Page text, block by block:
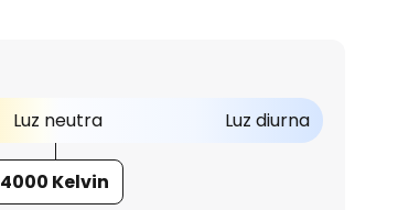
Luz neutra Luz diurna
4000 Kelvin